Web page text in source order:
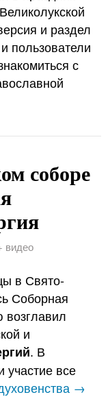
и раздел
пользователи
с
соборе
видео
в Свято-
Соборная
возглавил
и
. В
участие все
→